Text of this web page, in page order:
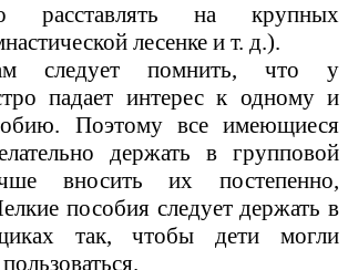
расставлять на крупных
лесенке и т. д.).
следует помнить, что у
падает интерес к одному и
Поэтому все имеющиеся
держать в групповой
вносить их постепенно,
пособия следует держать в
так, чтобы дети могли